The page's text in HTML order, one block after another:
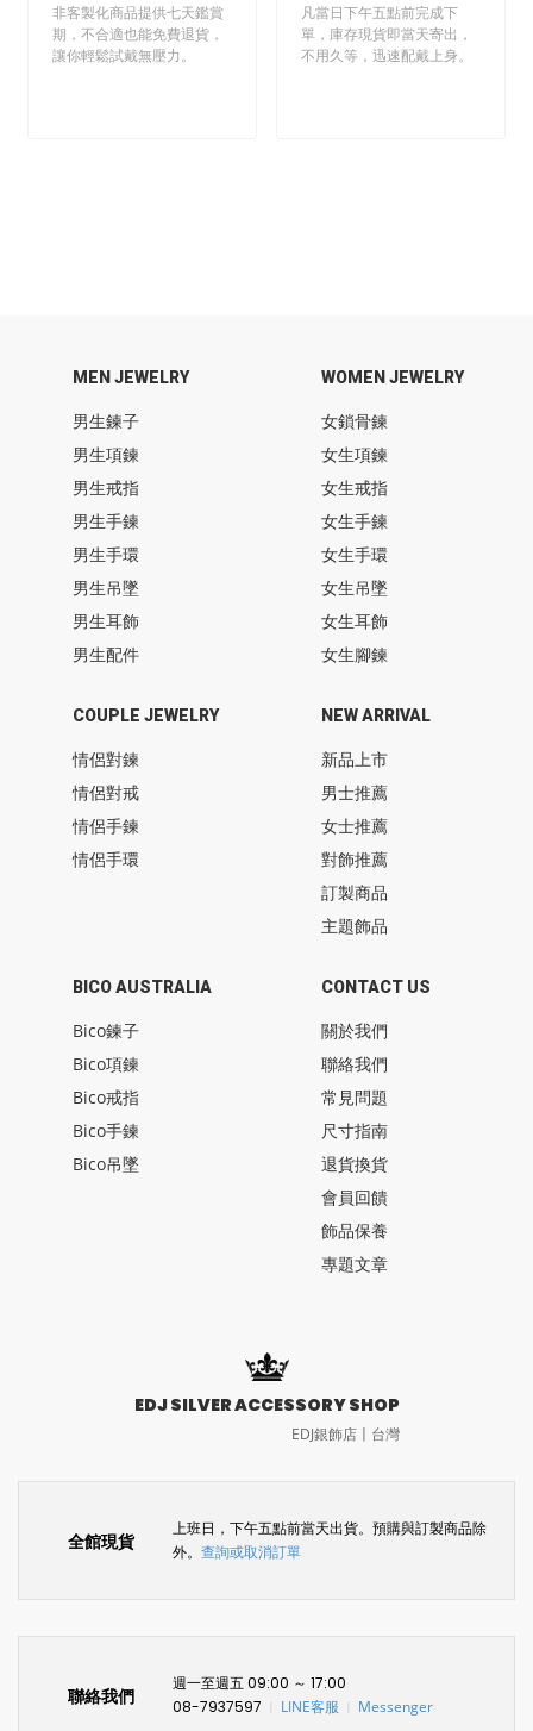
非客製化商品提供七天鑑賞
期，不合適也能免費退貨，
讓你輕鬆試戴無壓力。
凡當日下午五點前完成下
單，庫存現貨即當天寄出，
不用久等，迅速配戴上身。
MEN JEWELRY
男生鍊子
男生項鍊
男生戒指
男生手鍊
男生手環
男生吊墜
男生耳飾
男生配件
WOMEN JEWELRY
女鎖骨鍊
女生項鍊
女生戒指
女生手鍊
女生手環
女生吊墜
女生耳飾
女生腳鍊
COUPLE JEWELRY
情侶對鍊
情侶對戒
情侶手鍊
情侶手環
BICO AUSTRALIA
Bico鍊子
Bico項鍊
Bico戒指
Bico手鍊
Bico吊墜
NEW ARRIVAL
新品上市
男士推薦
女士推薦
對飾推薦
訂製商品
主題飾品
CONTACT US
關於我們
聯絡我們
常見問題
尺寸指南
退貨換貨
會員回饋
飾品保養
專題文章
EDJ SILVER ACCESSORY SHOP
EDJ銀飾店〡台灣
全館現貨
上班日，下午五點前當天出貨。預購與訂製商品除
外。 查詢或取消訂單
聯絡我們
週一至週五 09:00 ～ 17:00
08-7937597
LINE客服 Messenger